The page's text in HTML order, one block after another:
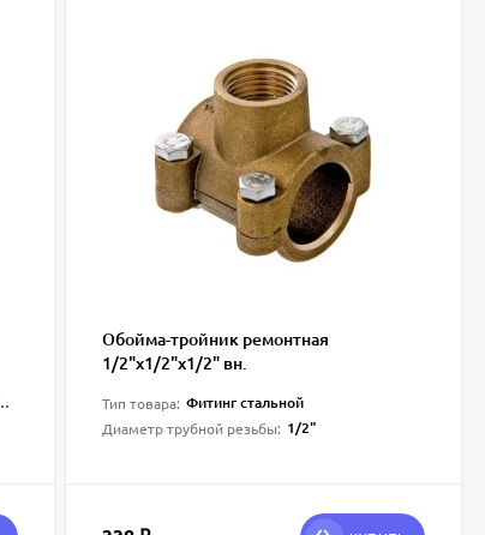
Обойма-тройник ремонтная
1/2"х1/2"х1/2" вн.
Тип товара: Фитинг стальной
Диаметр трубной резьбы: 1/2"